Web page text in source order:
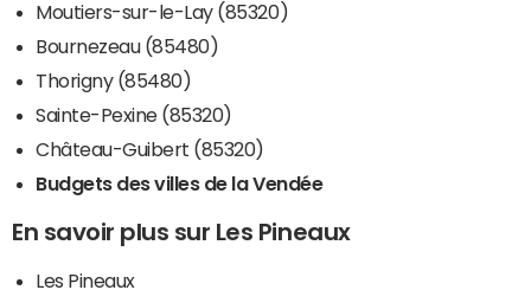
Moutiers-sur-le-Lay (85320)
Bournezeau (85480)
Thorigny (85480)
Sainte-Pexine (85320)
Château-Guibert (85320)
Budgets des villes de la Vendée
En savoir plus sur Les Pineaux
Les Pineaux